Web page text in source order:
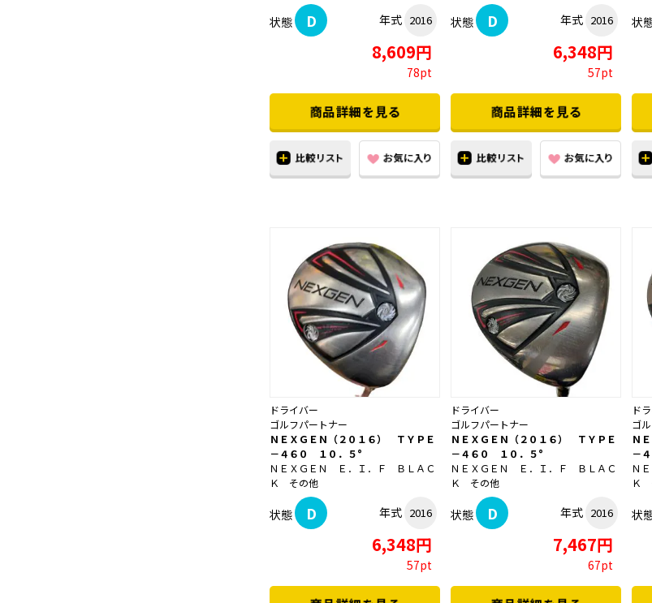
状態 D 年式 2016
8,609円
78pt
状態 D 年式 2016
6,348円
57pt
状
ドライバー
ゴルフパートナー
ＮＥＸＧＥＮ（２０１６） ＴＹＰＥ
－４６０ １０．５°
ＮＥＸＧＥＮ Ｅ．Ｉ．Ｆ ＢＬＡＣ
Ｋ その他
状態 D 年式 2016
6,348円
57pt
ドライバー
ゴルフパートナー
ＮＥＸＧＥＮ（２０１６） ＴＹＰＥ
－４６０ １０．５°
ＮＥＸＧＥＮ Ｅ．Ｉ．Ｆ ＢＬＡＣ
Ｋ その他
状態 D 年式 2016
7,467円
67pt
ド
ゴ
Ｎ
－
Ｎ
Ｋ
状